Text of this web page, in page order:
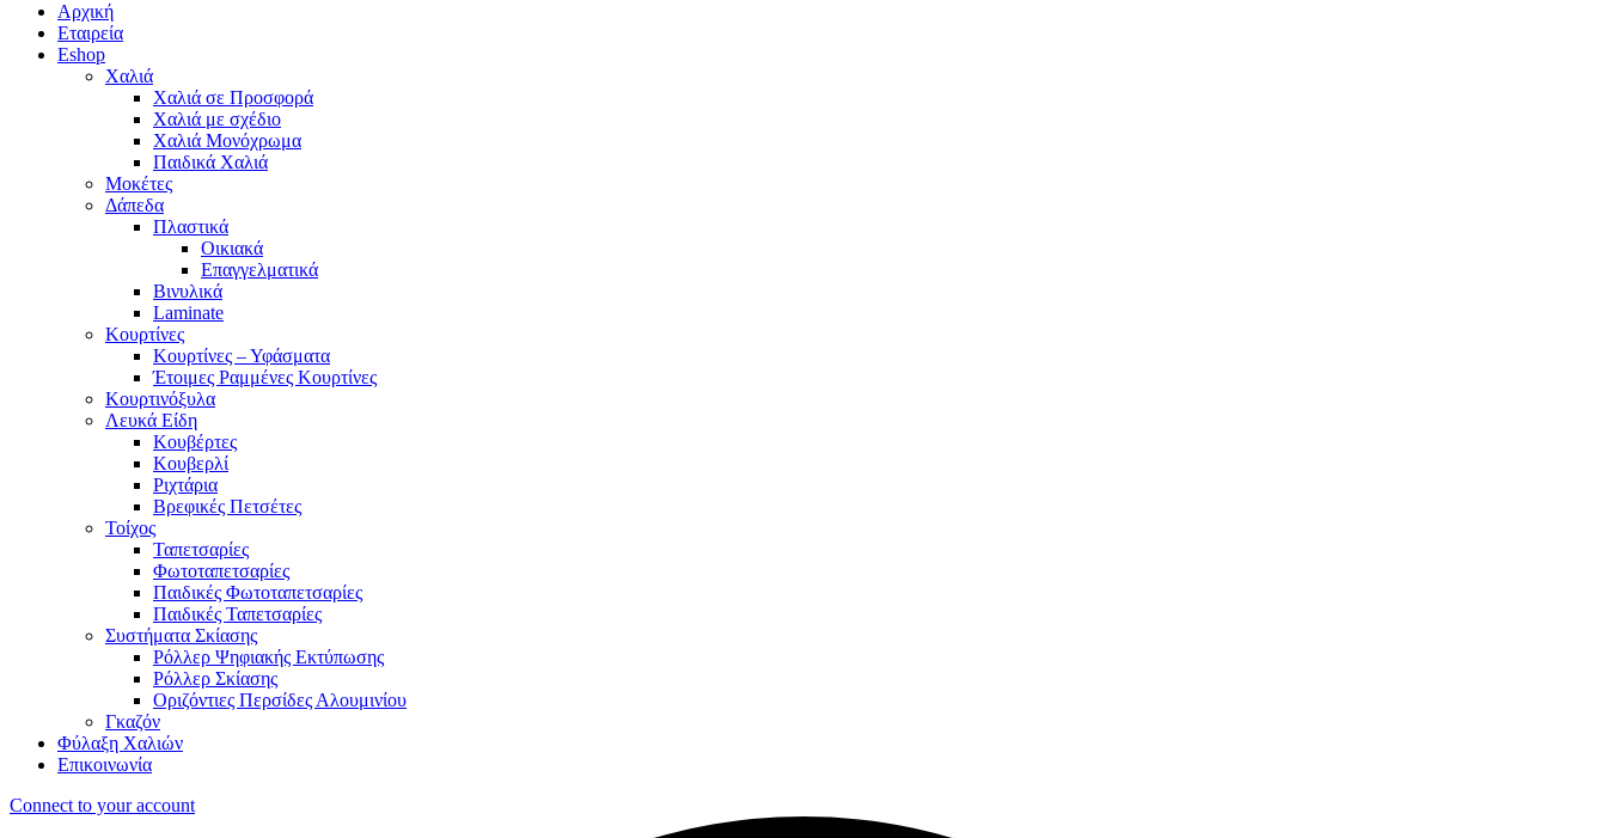
Αρχική
Εταιρεία
Eshop
Χαλιά
Χαλιά σε Προσφορά
Χαλιά με σχέδιο
Χαλιά Μονόχρωμα
Παιδικά Χαλιά
Μοκέτες
Δάπεδα
Πλαστικά
Οικιακά
Επαγγελματικά
Βινυλικά
Laminate
Κουρτίνες
Κουρτίνες – Υφάσματα
Έτοιμες Ραμμένες Κουρτίνες
Κουρτινόξυλα
Λευκά Είδη
Κουβέρτες
Κουβερλί
Ριχτάρια
Βρεφικές Πετσέτες
Τοίχος
Ταπετσαρίες
Φωτοταπετσαρίες
Παιδικές Φωτοταπετσαρίες
Παιδικές Ταπετσαρίες
Συστήματα Σκίασης
Ρόλλερ Ψηφιακής Εκτύπωσης
Ρόλλερ Σκίασης
Οριζόντιες Περσίδες Αλουμινίου
Γκαζόν
Φύλαξη Χαλιών
Επικοινωνία
Connect to your account